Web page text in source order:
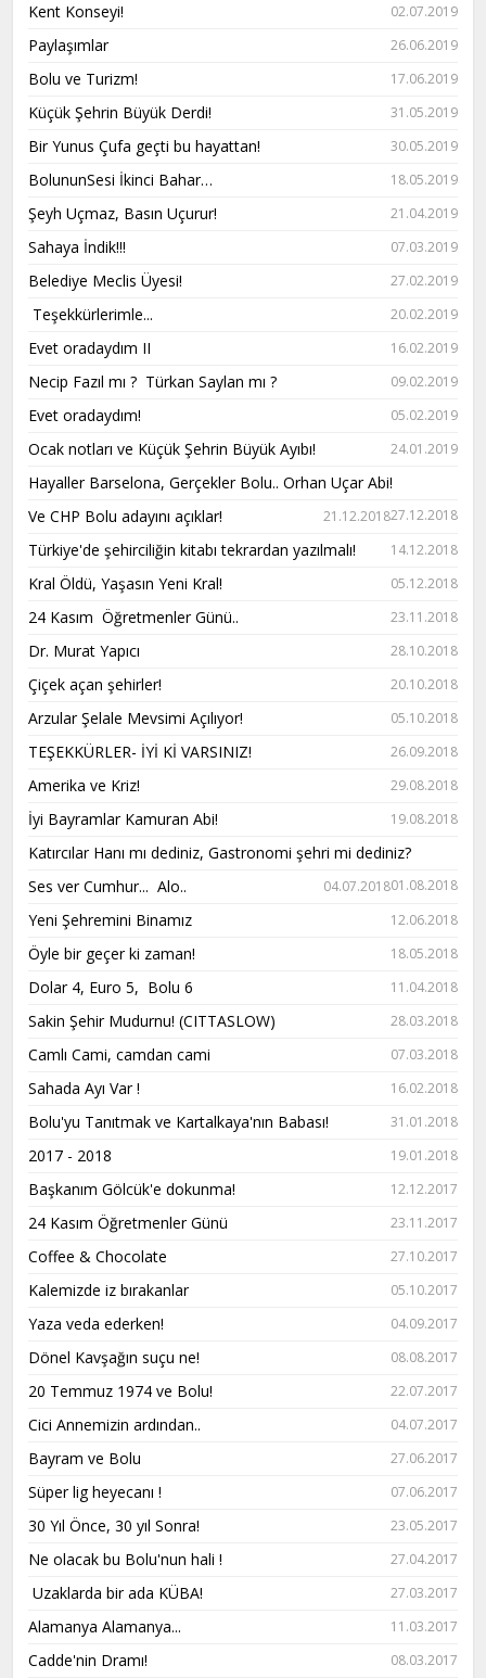
Kent Konseyi! 02.07.2019
Paylaşımlar 26.06.2019
Bolu ve Turizm! 17.06.2019
Küçük Şehrin Büyük Derdi! 31.05.2019
Bir Yunus Çufa geçti bu hayattan! 30.05.2019
BolununSesi İkinci Bahar… 18.05.2019
Şeyh Uçmaz, Basın Uçurur! 21.04.2019
Sahaya İndik!!! 07.03.2019
Belediye Meclis Üyesi! 27.02.2019
Teşekkürlerimle... 20.02.2019
Evet oradaydım II 16.02.2019
Necip Fazıl mı ? Türkan Saylan mı ? 09.02.2019
Evet oradaydım! 05.02.2019
Ocak notları ve Küçük Şehrin Büyük Ayıbı! 24.01.2019
Hayaller Barselona, Gerçekler Bolu.. Orhan Uçar Abi!
27.12.2018
Ve CHP Bolu adayını açıklar! 21.12.2018
Türkiye'de şehirciliğin kitabı tekrardan yazılmalı! 14.12.2018
Kral Öldü, Yaşasın Yeni Kral! 05.12.2018
24 Kasım Öğretmenler Günü.. 23.11.2018
Dr. Murat Yapıcı 28.10.2018
Çiçek açan şehirler! 20.10.2018
Arzular Şelale Mevsimi Açılıyor! 05.10.2018
TEŞEKKÜRLER- İYİ Kİ VARSINIZ! 26.09.2018
Amerika ve Kriz! 29.08.2018
İyi Bayramlar Kamuran Abi! 19.08.2018
Katırcılar Hanı mı dediniz, Gastronomi şehri mi dediniz?
01.08.2018
Ses ver Cumhur... Alo.. 04.07.2018
Yeni Şehremini Binamız 12.06.2018
Öyle bir geçer ki zaman! 18.05.2018
Dolar 4, Euro 5, Bolu 6 11.04.2018
Sakin Şehir Mudurnu! (CITTASLOW) 28.03.2018
Camlı Cami, camdan cami 07.03.2018
Sahada Ayı Var ! 16.02.2018
Bolu'yu Tanıtmak ve Kartalkaya'nın Babası! 31.01.2018
2017 - 2018 19.01.2018
Başkanım Gölcük'e dokunma! 12.12.2017
24 Kasım Öğretmenler Günü 23.11.2017
Coffee & Chocolate 27.10.2017
Kalemizde iz bırakanlar 05.10.2017
Yaza veda ederken! 04.09.2017
Dönel Kavşağın suçu ne! 08.08.2017
20 Temmuz 1974 ve Bolu! 22.07.2017
Cici Annemizin ardından.. 04.07.2017
Bayram ve Bolu 27.06.2017
Süper lig heyecanı ! 07.06.2017
30 Yıl Önce, 30 yıl Sonra! 23.05.2017
Ne olacak bu Bolu'nun hali ! 27.04.2017
Uzaklarda bir ada KÜBA! 27.03.2017
Alamanya Alamanya... 11.03.2017
Cadde'nin Dramı! 08.03.2017